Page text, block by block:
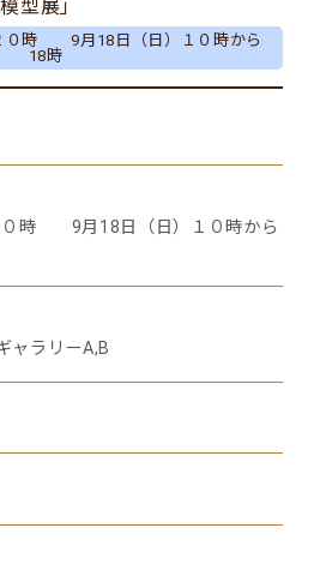
型展」
０時 9月18日（日）１０時から
18時
０時 9月18日（日）１０時から
ラリーA,B